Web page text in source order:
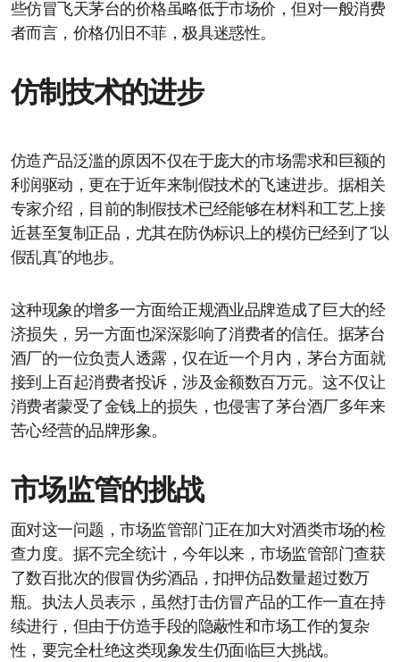
些仿冒飞天茅台的价格虽略低于市场价，但对一般消费
者而言，价格仍旧不菲，极具迷惑性。
仿制技术的进步
仿造产品泛滥的原因不仅在于庞大的市场需求和巨额的
利润驱动，更在于近年来制假技术的飞速进步。据相关
专家介绍，目前的制假技术已经能够在材料和工艺上接
近甚至复制正品，尤其在防伪标识上的模仿已经到了“以
假乱真”的地步。
这种现象的增多一方面给正规酒业品牌造成了巨大的经
济损失，另一方面也深深影响了消费者的信任。据茅台
酒厂的一位负责人透露，仅在近一个月内，茅台方面就
接到上百起消费者投诉，涉及金额数百万元。这不仅让
消费者蒙受了金钱上的损失，也侵害了茅台酒厂多年来
苦心经营的品牌形象。
市场监管的挑战
面对这一问题，市场监管部门正在加大对酒类市场的检
查力度。据不完全统计，今年以来，市场监管部门查获
了数百批次的假冒伪劣酒品，扣押仿品数量超过数万
瓶。执法人员表示，虽然打击仿冒产品的工作一直在持
续进行，但由于仿造手段的隐蔽性和市场工作的复杂
性，要完全杜绝这类现象发生仍面临巨大挑战。